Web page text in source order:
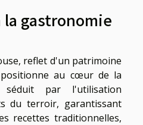
gastronomie
reflet d'un patrimoine
au cœur de la
par l'utilisation
du terroir, garantissant
recettes traditionnelles,